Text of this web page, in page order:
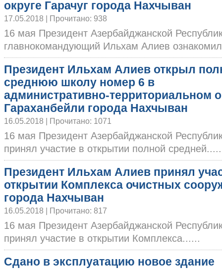
округе Гарачуг города Нахчыван
17.05.2018 | Прочитано: 938
16 мая Президент Азербайджанской
главнокомандующий Ильхам Алиев
Президент Ильхам Алиев открыл
среднюю школу номер 6 в
административно-территориальном
Гараханбейли города Нахчыван
16.05.2018 | Прочитано: 1071
16 мая Президент Азербайджанской
принял участие в открытии полной
Президент Ильхам Алиев принял
открытии Комплекса очистных
города Нахчыван
16.05.2018 | Прочитано: 817
16 мая Президент Азербайджанской
принял участие в открытии Комплекса......
Сдано в эксплуатацию новое здание